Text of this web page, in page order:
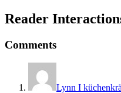
Reader
Comments
Lynn I